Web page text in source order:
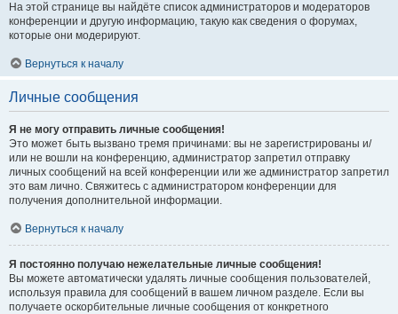
На этой странице вы найдёте список администраторов и модераторов
конференции и другую информацию, такую как сведения о форумах,
которые они модерируют.
Вернуться к началу
Личные сообщения
Я не могу отправить личные сообщения!
Это может быть вызвано тремя причинами: вы не зарегистрированы и/
или не вошли на конференцию, администратор запретил отправку
личных сообщений на всей конференции или же администратор запретил
это вам лично. Свяжитесь с администратором конференции для
получения дополнительной информации.
Вернуться к началу
Я постоянно получаю нежелательные личные сообщения!
Вы можете автоматически удалять личные сообщения пользователей,
используя правила для сообщений в вашем личном разделе. Если вы
получаете оскорбительные личные сообщения от конкретного